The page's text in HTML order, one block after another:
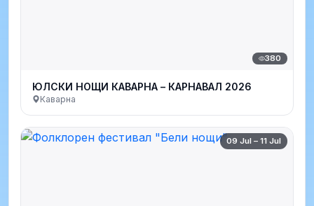
380
ЮЛСКИ НОЩИ КАВАРНА – КАРНАВАЛ 2026
Каварна
09 Jul – 11 Jul